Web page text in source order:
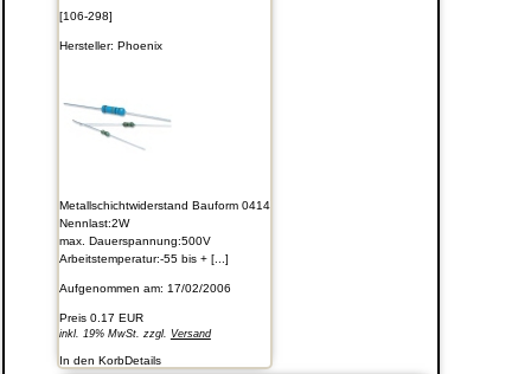
[106-298]
Hersteller: Phoenix
Metallschichtwiderstand Bauform 0414
Nennlast:2W
max. Dauerspannung:500V
Arbeitstemperatur:-55 bis + [...]
Aufgenommen am: 17/02/2006
Preis 0.17 EUR
inkl. 19% MwSt. zzgl. Versand
In den KorbDetails